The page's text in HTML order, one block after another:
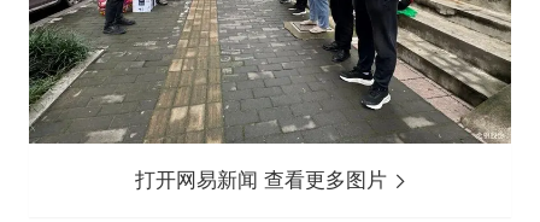
打开网易新闻 查看更多图片